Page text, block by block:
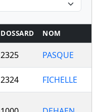
DOSSARD NOM
2325 PASQUE
2324 FICHELLE